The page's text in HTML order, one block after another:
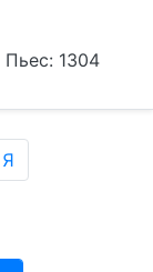
Пьес: 1304
Я